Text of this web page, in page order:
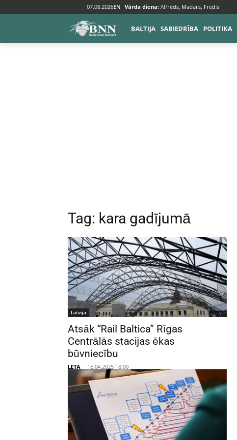
07.08.2026EN Vārda diena: Alfrēds, Madars, Fredis
BALTIJA SABIEDRĪBA POLITIKA
Tags Kara gadījumā
Tag: kara gadījumā
Latvija
Atsāk “Rail Baltica” Rīgas
Centrālās stacijas ēkas
būvniecību
LETA - 16.04.2025 18:00